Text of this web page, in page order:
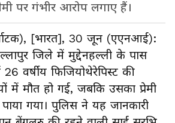
पर गंभीर आरोप लगाए हैं।
[भारत], 30 जून (एएनआई):
जिले में मुद्देनहल्ली के पास
वर्षीय फिजियोथेरेपिस्ट की
में मौत हो गई, जबकि उसका प्रेमी
गया। पुलिस ने यह जानकारी